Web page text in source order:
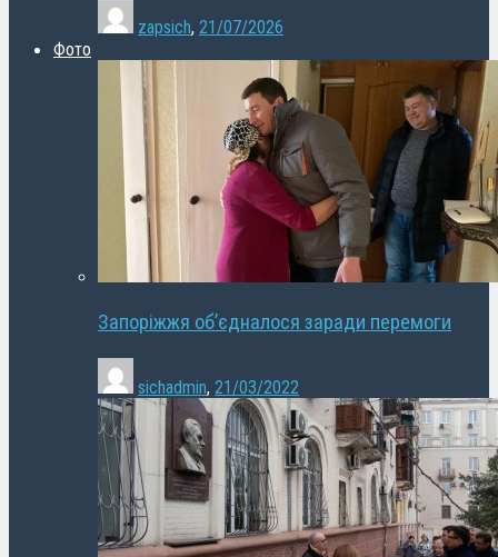
zapsich, 21/07/2026
Фото
Запоріжжя об’єдналося заради перемоги
sichadmin, 21/03/2022